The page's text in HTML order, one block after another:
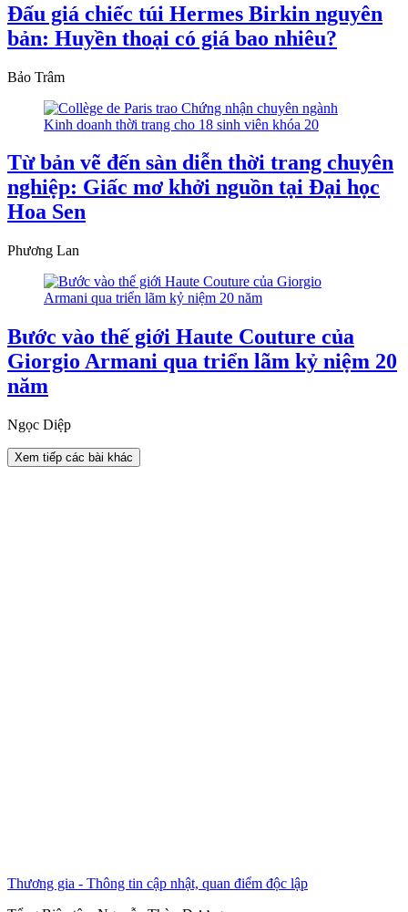
Đấu giá chiếc túi Hermes Birkin nguyên
bản: Huyền thoại có giá bao nhiêu?
Bảo Trâm
Từ bản vẽ đến sàn diễn thời trang chuyên
nghiệp: Giấc mơ khởi nguồn tại Đại học
Hoa Sen
Phương Lan
Bước vào thế giới Haute Couture của
Giorgio Armani qua triển lãm kỷ niệm 20
năm
Ngọc Diệp
Xem tiếp các bài khác
Thương gia - Thông tin cập nhật, quan điểm độc lập